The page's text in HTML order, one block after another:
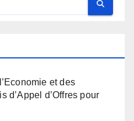
et des
d’Appel d’Offres pour